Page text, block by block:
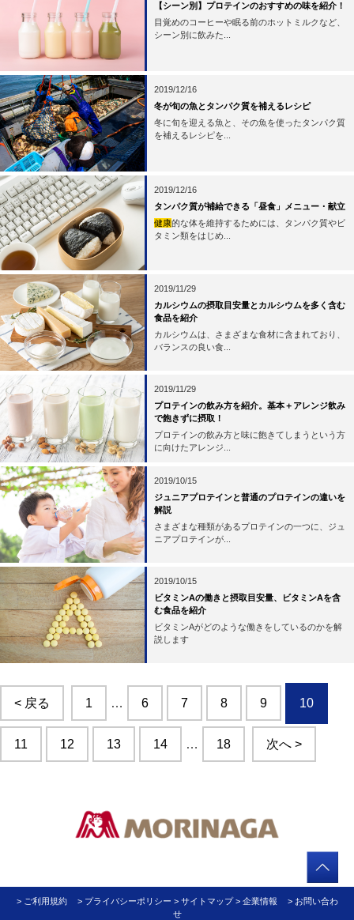
【シーン別】プロテインのおすすめの味を紹介！
目覚めのコーヒーや眠る前のホットミルクなど、
シーン別に飲みた...
2019/12/16
冬が旬の魚とタンパク質を補えるレシピ
冬に旬を迎える魚と、その魚を使ったタンパク質
を補えるレシピを...
2019/12/16
タンパク質が補給できる「昼食」メニュー・献立
健康的な体を維持するためには、タンパク質やビ
タミン類をはじめ...
2019/11/29
カルシウムの摂取目安量とカルシウムを多く含む
食品を紹介
カルシウムは、さまざまな食材に含まれており、
バランスの良い食...
2019/11/29
プロテインの飲み方を紹介。基本＋アレンジ飲み
で飽きずに摂取！
プロテインの飲み方と味に飽きてしまうという方
に向けたアレンジ...
2019/10/15
ジュニアプロテインと普通のプロテインの違いを
解説
さまざまな種類があるプロテインの一つに、ジュ
ニアプロテインが...
2019/10/15
ビタミンAの働きと摂取目安量、ビタミンAを含
む食品を紹介
ビタミンAがどのような働きをしているのかを解
説します
< 戻る 1 … 6 7 8 9 10
11 12 13 14 … 18 次へ >
> ご利用規約 > プライバシーポリシー > サイトマップ > 企業情報
> お問い合わ
せ